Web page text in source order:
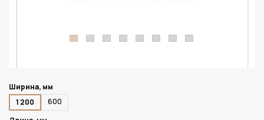
Ширина, мм
1 200
600